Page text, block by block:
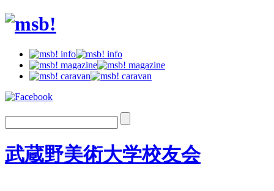
武蔵野美術大学校友会